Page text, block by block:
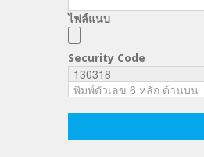
ไฟล์แนบ
Security Code